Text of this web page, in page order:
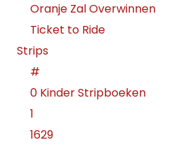
Oranje Zal Overwinnen
Ticket to Ride
Strips
#
0 Kinder Stripboeken
1
1629